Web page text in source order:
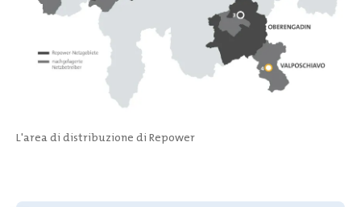
L'area di distribuzione di Repower